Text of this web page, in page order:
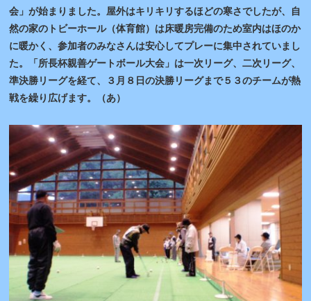
会」が始まりました。屋外はキリキリするほどの寒さでしたが、自
然の家のトビーホール（体育館）は床暖房完備のため室内はほのか
に暖かく、参加者のみなさんは安心してプレーに集中されていまし
た。「所長杯親善ゲートボール大会」は一次リーグ、二次リーグ、
準決勝リーグを経て、３月８日の決勝リーグまで５３のチームが熱
戦を繰り広げます。（あ）